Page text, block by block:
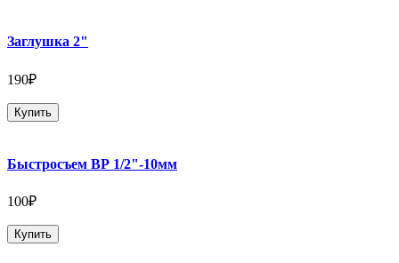
Заглушка 2"
190₽
Купить
Быстросъем ВР 1/2"-10мм
100₽
Купить